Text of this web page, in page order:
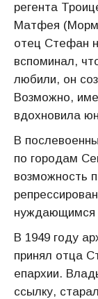
регента
Матфея
отец Стефан
вспоминал,
любили, он
Возможно,
вдохновила
В
по городам
возможность
нуждающимся
В 1949 году
принял отца
епархии.
ссылку,